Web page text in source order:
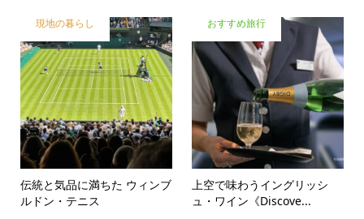
現地の暮らし
伝統と気品に満ちた ウィンブ
ルドン・テニス
おすすめ旅行
上空で味わうイングリッシ
ュ・ワイン《Discove...